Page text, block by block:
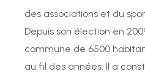
des associations et du
Depuis son élection en
commune de 6500
au fil des années. Il a